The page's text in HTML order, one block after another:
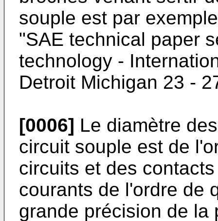
souple est par
"SAE technical paper
technology -
Detroit Michigan 23 -
[0006] Le diamètre
circuit souple est de
circuits et des
courants de l'ordre de
grande précision de la